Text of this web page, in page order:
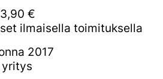
€
ilmaisella toimituksella
2017
yritys